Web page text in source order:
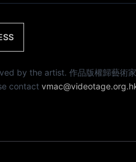
by the artist. 作品版權歸藝術家
contact